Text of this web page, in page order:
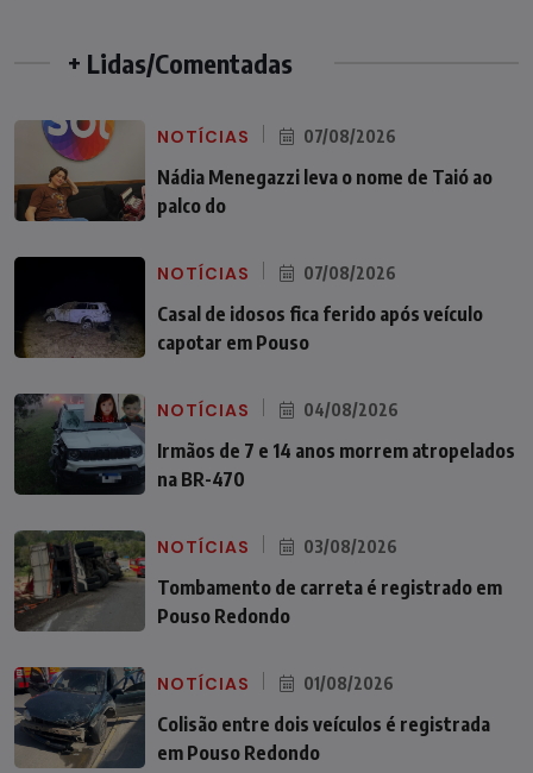
+ Lidas/Comentadas
NOTÍCIAS 07/08/2026
Nádia Menegazzi leva o nome de Taió ao
palco do
NOTÍCIAS 07/08/2026
Casal de idosos fica ferido após veículo
capotar em Pouso
NOTÍCIAS 04/08/2026
Irmãos de 7 e 14 anos morrem atropelados
na BR-470
NOTÍCIAS 03/08/2026
Tombamento de carreta é registrado em
Pouso Redondo
NOTÍCIAS 01/08/2026
Colisão entre dois veículos é registrada
em Pouso Redondo